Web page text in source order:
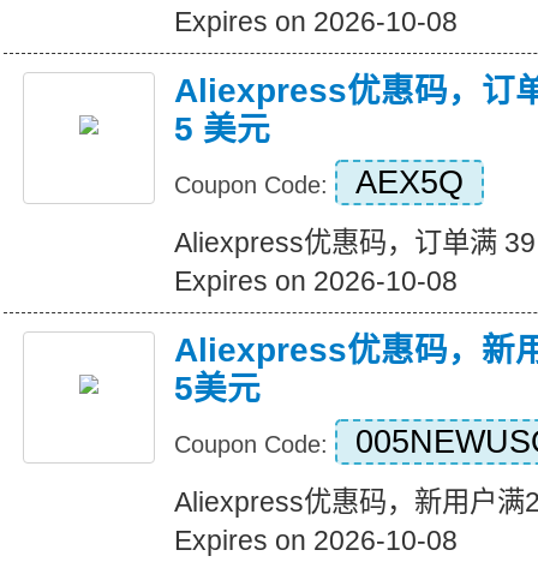
Expires on 2026-10-08
Aliexpress优惠码，订
5 美元
Coupon Code: AEX5Q
Aliexpress优惠码，订单满
Expires on 2026-10-08
Aliexpress优惠码，新
5美元
Coupon Code:
Aliexpress优惠码，新用户满
Expires on 2026-10-08